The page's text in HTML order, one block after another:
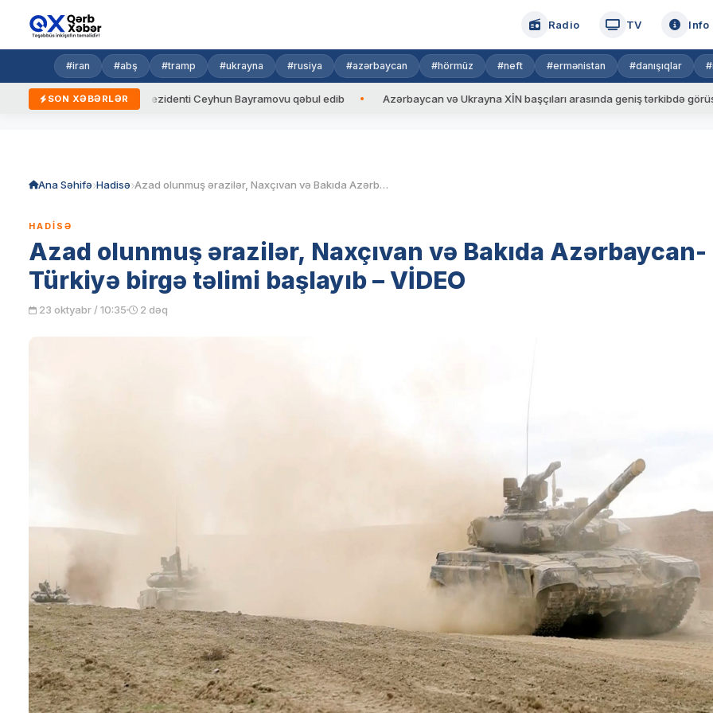
Radio TV Info
#iran #abş #tramp #ukrayna #rusiya #azərbaycan #hörmüz #neft #ermənistan #danışıqlar
SON XƏBƏRLƏR
Ukrayna Prezidenti Ceyhun Bayramovu qəbul edib Azərbaycan və Ukrayna XİN başçıları arasında geniş tərkibdə görüş keçirilib
Ana Səhifə Hadisə Azad olunmuş ərazilər, Naxçıvan və Bakıda Azərbaycan-Türkiyə birgə təlimi başlayıb – VİDEO
HADISƏ
Azad olunmuş ərazilər, Naxçıvan və Bakıda Azərbaycan-
Türkiyə birgə təlimi başlayıb – VİDEO
23 oktyabr / 10:35 2 dəq